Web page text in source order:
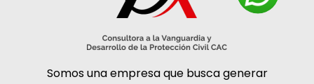
Somos una empresa que busca generar